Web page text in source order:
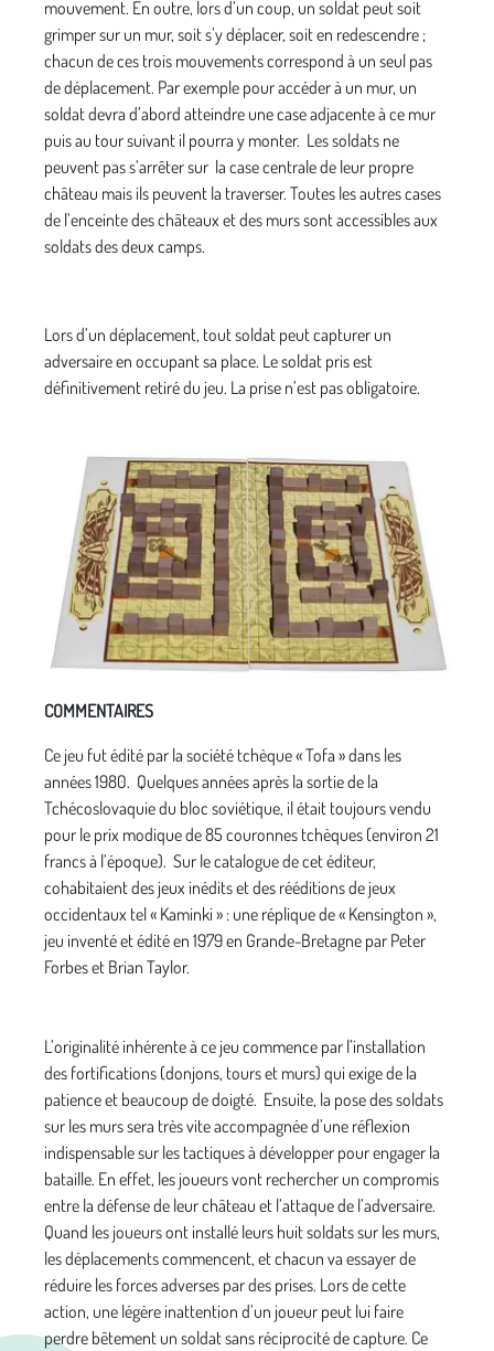
mouvement. En outre, lors d’un coup, un soldat peut soit
grimper sur un mur, soit s’y déplacer, soit en redescendre ;
chacun de ces trois mouvements correspond à un seul pas
de déplacement. Par exemple pour accéder à un mur, un
soldat devra d’abord atteindre une case adjacente à ce mur
puis au tour suivant il pourra y monter. Les soldats ne
peuvent pas s’arrêter sur la case centrale de leur propre
château mais ils peuvent la traverser. Toutes les autres cases
de l’enceinte des châteaux et des murs sont accessibles aux
soldats des deux camps.
Lors d’un déplacement, tout soldat peut capturer un
adversaire en occupant sa place. Le soldat pris est
définitivement retiré du jeu. La prise n’est pas obligatoire.
COMMENTAIRES
Ce jeu fut édité par la société tchèque « Tofa » dans les
années 1980. Quelques années après la sortie de la
Tchécoslovaquie du bloc soviétique, il était toujours vendu
pour le prix modique de 85 couronnes tchèques (environ 21
francs à l’époque). Sur le catalogue de cet éditeur,
cohabitaient des jeux inédits et des rééditions de jeux
occidentaux tel « Kaminki » : une réplique de « Kensington »,
jeu inventé et édité en 1979 en Grande-Bretagne par Peter
Forbes et Brian Taylor.
L’originalité inhérente à ce jeu commence par l’installation
des fortifications (donjons, tours et murs) qui exige de la
patience et beaucoup de doigté. Ensuite, la pose des soldats
sur les murs sera très vite accompagnée d’une réflexion
indispensable sur les tactiques à développer pour engager la
bataille. En effet, les joueurs vont rechercher un compromis
entre la défense de leur château et l’attaque de l’adversaire.
Quand les joueurs ont installé leurs huit soldats sur les murs,
les déplacements commencent, et chacun va essayer de
réduire les forces adverses par des prises. Lors de cette
action, une légère inattention d’un joueur peut lui faire
perdre bêtement un soldat sans réciprocité de capture. Ce